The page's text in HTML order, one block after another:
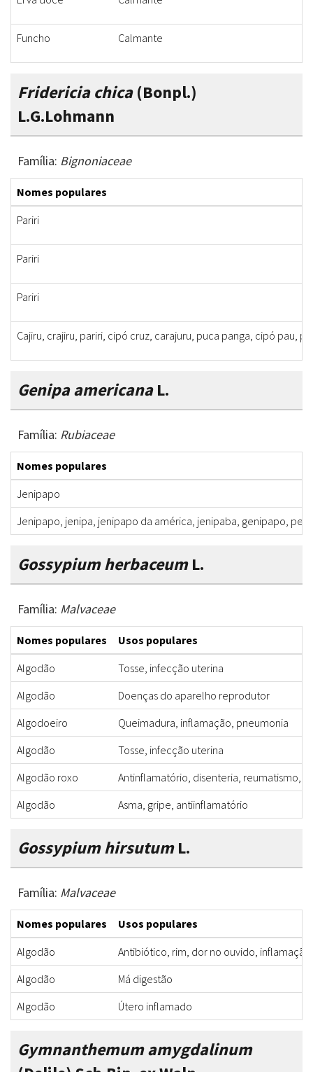
Funcho Calmante
Fridericia chica(Bonpl.)
L.G.Lohmann
Família: Bignoniaceae
Nomes populares
Pariri
Pariri
Pariri
Cajiru, crajiru, pariri, cipó cruz, carajuru, puca panga, cipó pau,
Genipa americanaL.
Família: Rubiaceae
Nomes populares
Jenipapo
Jenipapo, jenipa, jenipapo da américa, jenipaba, genipapo,
Gossypium herbaceumL.
Família: Malvaceae
Nomes populares
Usos populares
Algodão
Tosse, infecção uterina
Algodão
Doenças do aparelho reprodutor
Algodoeiro
Queimadura, inflamação, pneumonia
Algodão
Tosse, infecção uterina
Algodão roxo
Antinflamatório, disenteria, reumatismo,
Algodão
Asma, gripe, antiinflamatório
Gossypium hirsutumL.
Família: Malvaceae
Nomes populares
Usos populares
Algodão
Antibiótico, rim, dor no ouvido,
Algodão
Má digestão
Algodão
Útero inflamado
Gymnanthemum amygdalinum